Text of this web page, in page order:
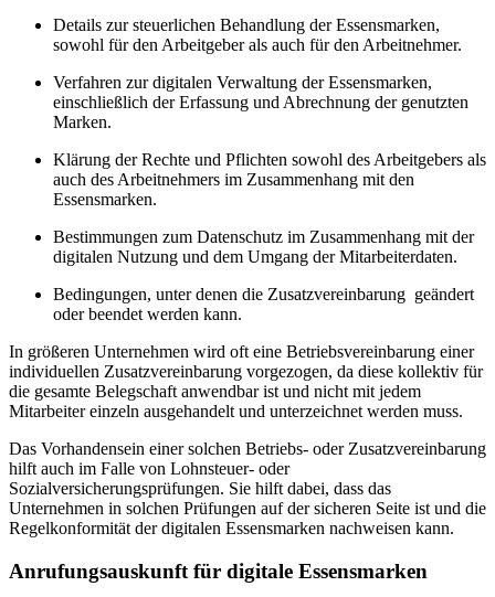
Details zur steuerlichen Behandlung der Essensmarken,
sowohl für den Arbeitgeber als auch für den Arbeitnehmer.
Verfahren zur digitalen Verwaltung der Essensmarken,
einschließlich der Erfassung und Abrechnung der genutzten
Marken.
Klärung der Rechte und Pflichten sowohl des Arbeitgebers als
auch des Arbeitnehmers im Zusammenhang mit den
Essensmarken.
Bestimmungen zum Datenschutz im Zusammenhang mit der
digitalen Nutzung und dem Umgang der Mitarbeiterdaten.
Bedingungen, unter denen die Zusatzvereinbarung geändert
oder beendet werden kann.
In größeren Unternehmen wird oft eine Betriebsvereinbarung einer
individuellen Zusatzvereinbarung vorgezogen, da diese kollektiv für
die gesamte Belegschaft anwendbar ist und nicht mit jedem
Mitarbeiter einzeln ausgehandelt und unterzeichnet werden muss.
Das Vorhandensein einer solchen Betriebs- oder Zusatzvereinbarung
hilft auch im Falle von Lohnsteuer- oder
Sozialversicherungsprüfungen. Sie hilft dabei, dass das
Unternehmen in solchen Prüfungen auf der sicheren Seite ist und die
Regelkonformität der digitalen Essensmarken nachweisen kann.
Anrufungsauskunft für digitale Essensmarken